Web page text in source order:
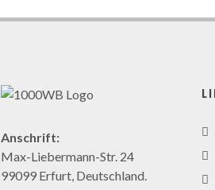
Anschrift:
Max-Liebermann-Str. 24
99099 Erfurt, Deutschland.